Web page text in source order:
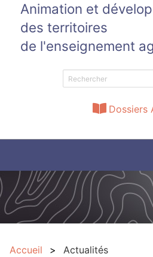
Animation et
des territoires
de l'enseignement
Dossiers
Accueil Actualités